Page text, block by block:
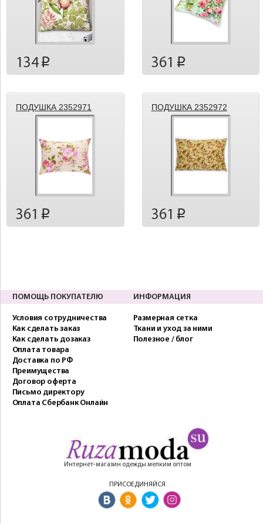
134 p 361 p
ПОДУШКА 2352971
361 p
ПОДУШКА 2352972
361 p
ПОМОЩЬ ПОКУПАТЕЛЮ
Условия сотрудничества
Как сделать заказ
Как сделать дозаказ
Оплата товара
Доставка по РФ
Преимущества
Договор оферта
Письмо директору
Оплата Сбербанк Онлайн
ИНФОРМАЦИЯ
Размерная сетка
Ткани и уход за ними
Полезное / блог
Интернет-магазин одежды мелким оптом
ПРИСОЕДИНЯЙСЯ